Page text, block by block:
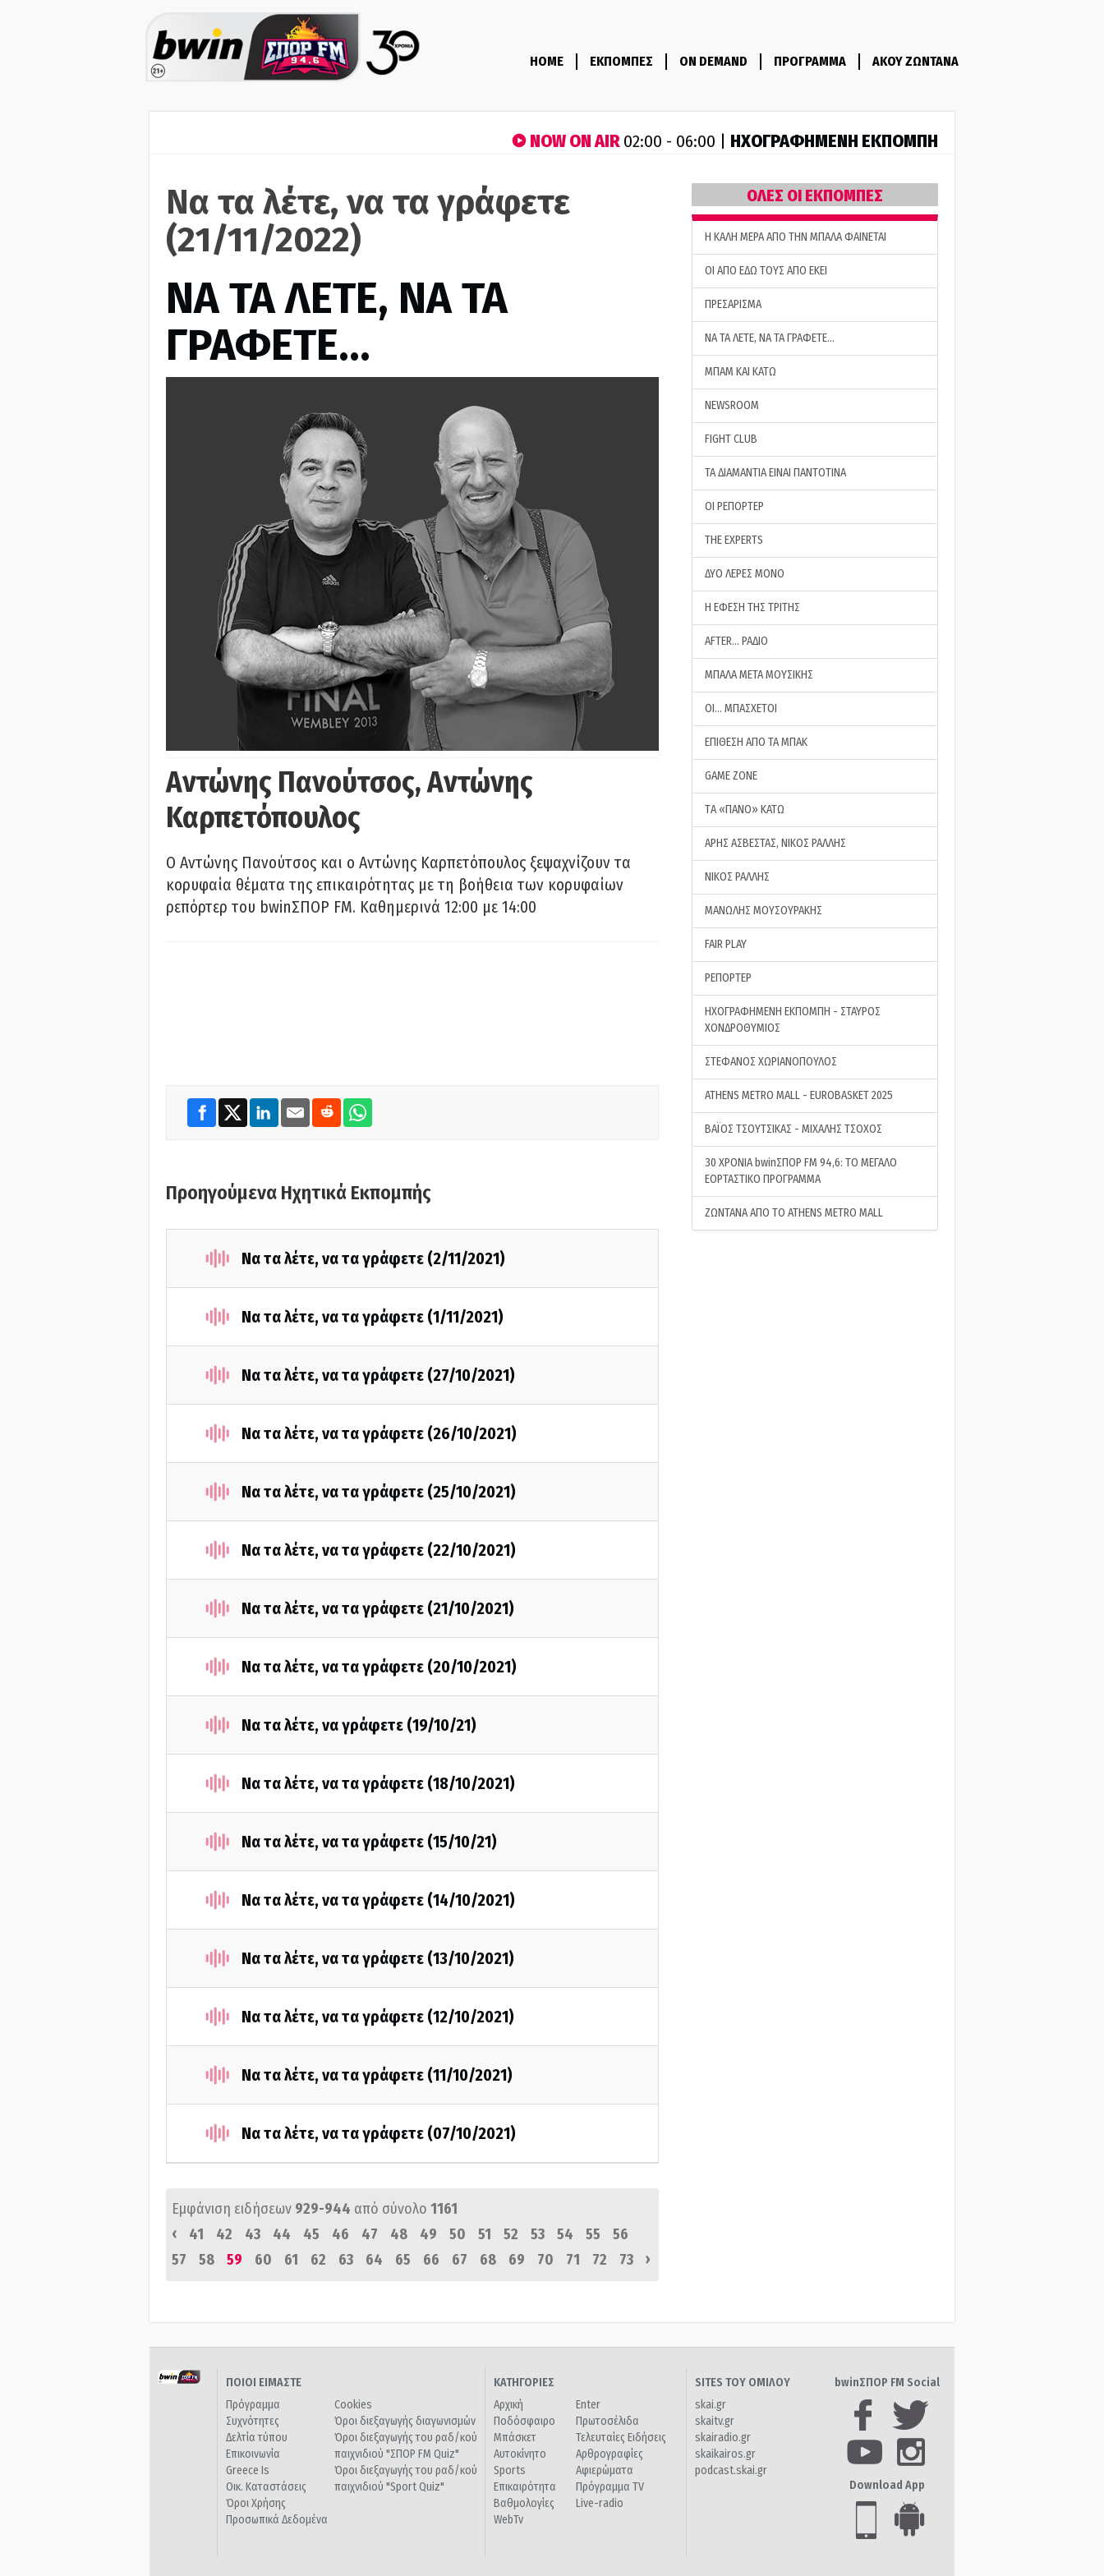
HOME ΕΚΠΟΜΠΕΣ ON DEMAND ΠΡΟΓΡΑΜΜΑ ΑΚΟΥ ΖΩΝΤΑΝΑ
NOW ON AIR02:00 - 06:00 | ΗΧΟΓΡΑΦΗΜΕΝΗ ΕΚΠΟΜΠΗ
Να τα λέτε, να τα γράφετε
(21/11/2022)
ΝΑ ΤΑ ΛΕΤΕ, ΝΑ ΤΑ
ΓΡΑΦΕΤΕ…
Αντώνης Πανούτσος, Αντώνης
Καρπετόπουλος
Ο Αντώνης Πανούτσος και ο Αντώνης Καρπετόπουλος ξεψαχνίζουν τα
κορυφαία θέματα της επικαιρότητας με τη βοήθεια των κορυφαίων
ρεπόρτερ του bwinΣΠΟΡ FM. Καθημερινά 12:00 με 14:00
Προηγούμενα Ηχητικά Εκπομπής
Να τα λέτε, να τα γράφετε (2/11/2021)
Να τα λέτε, να τα γράφετε (1/11/2021)
Να τα λέτε, να τα γράφετε (27/10/2021)
Να τα λέτε, να τα γράφετε (26/10/2021)
Να τα λέτε, να τα γράφετε (25/10/2021)
Να τα λέτε, να τα γράφετε (22/10/2021)
Να τα λέτε, να τα γράφετε (21/10/2021)
Να τα λέτε, να τα γράφετε (20/10/2021)
Να τα λέτε, να γράφετε (19/10/21)
Να τα λέτε, να τα γράφετε (18/10/2021)
Να τα λέτε, να τα γράφετε (15/10/21)
Να τα λέτε, να τα γράφετε (14/10/2021)
Να τα λέτε, να τα γράφετε (13/10/2021)
Να τα λέτε, να τα γράφετε (12/10/2021)
Να τα λέτε, να τα γράφετε (11/10/2021)
Να τα λέτε, να τα γράφετε (07/10/2021)
Εμφάνιση ειδήσεων 929-944 από σύνολο 1161
‹
41 42 43 44 45 46 47 48 49 50 51 52 53 54 55
56
57
58 59 60 61 62 63 64 65 66 67 68 69 70 71 72 73 ›
ΟΛΕΣ ΟΙ ΕΚΠΟΜΠΕΣ
H ΚΑΛΗ ΜΕΡΑ ΑΠΟ ΤΗΝ ΜΠΑΛΑ ΦΑΙΝΕΤΑΙ
ΟΙ ΑΠΟ ΕΔΩ ΤΟΥΣ ΑΠΟ ΕΚΕΙ
ΠΡΕΣΑΡΙΣΜΑ
ΝΑ ΤΑ ΛΕΤΕ, ΝΑ ΤΑ ΓΡΑΦΕΤΕ…
ΜΠΑΜ ΚΑΙ ΚΑΤΩ
NEWSROOM
FIGHT CLUB
ΤΑ ΔΙΑΜΑΝΤΙΑ ΕΙΝΑΙ ΠΑΝΤΟΤΙΝΑ
ΟΙ ΡΕΠΟΡΤΕΡ
THE EXPERTS
ΔΥΟ ΛΕΡΕΣ ΜΟΝΟ
Η ΕΦΕΣΗ ΤΗΣ ΤΡΙΤΗΣ
AFTER… ΡΑΔΙΟ
ΜΠΑΛΑ ΜΕΤΑ ΜΟΥΣΙΚΗΣ
ΟΙ… ΜΠΑΣΧΕΤΟΙ
ΕΠΙΘΕΣΗ ΑΠΟ ΤΑ ΜΠΑΚ
GAME ZONE
ΤA «ΠΑΝΟ» ΚΑΤΩ
ΑΡΗΣ ΑΣΒΕΣΤΑΣ, ΝΙΚΟΣ ΡΑΛΛΗΣ
ΝΙΚΟΣ ΡΑΛΛΗΣ
ΜΑΝΩΛΗΣ ΜΟΥΣΟΥΡΑΚΗΣ
FAIR PLAY
ΡΕΠΟΡΤΕΡ
ΗΧΟΓΡΑΦΗΜΕΝΗ ΕΚΠΟΜΠΗ - ΣΤΑΥΡΟΣ
ΧΟΝΔΡΟΘΥΜΙΟΣ
ΣΤΕΦΑΝΟΣ ΧΩΡΙΑΝΟΠΟΥΛΟΣ
ATHENS METRO MALL - EUROBASKET 2025
ΒΑΪΟΣ ΤΣΟΥΤΣΙΚΑΣ - ΜΙΧΑΛΗΣ ΤΣΟΧΟΣ
30 ΧΡΟΝΙΑ bwinΣΠΟΡ FM 94,6: ΤΟ ΜΕΓΑΛΟ
ΕΟΡΤΑΣΤΙΚΟ ΠΡΟΓΡΑΜΜΑ
ΖΩΝΤΑΝΑ ΑΠΟ ΤΟ ATHENS METRO MALL
ΠΟΙΟΙ ΕΙΜΑΣΤΕ
Πρόγραμμα
Συχνότητες
Δελτία τύπου
Επικοινωνία
Greece Is
Οικ. Καταστάσεις
Όροι Χρήσης
Προσωπικά Δεδομένα
Cookies
Όροι διεξαγωγής διαγωνισμών
Όροι διεξαγωγής του ραδ/κού
παιχνιδιού "ΣΠΟΡ FM Quiz"
Όροι διεξαγωγής του ραδ/κού
παιχνιδιού "Sport Quiz"
ΚΑΤΗΓΟΡΙΕΣ
Αρχική
Ποδόσφαιρο
Μπάσκετ
Αυτοκίνητο
Sports
Επικαιρότητα
Βαθμολογίες
WebTv
Enter
Πρωτοσέλιδα
Τελευταίες Ειδήσεις
Αρθρογραφίες
Αφιερώματα
Πρόγραμμα TV
Live-radio
SITES ΤΟΥ ΟΜΙΛΟΥ
skai.gr
skaitv.gr
skairadio.gr
skaikairos.gr
podcast.skai.gr
bwinΣΠΟΡ FM Social
Download App